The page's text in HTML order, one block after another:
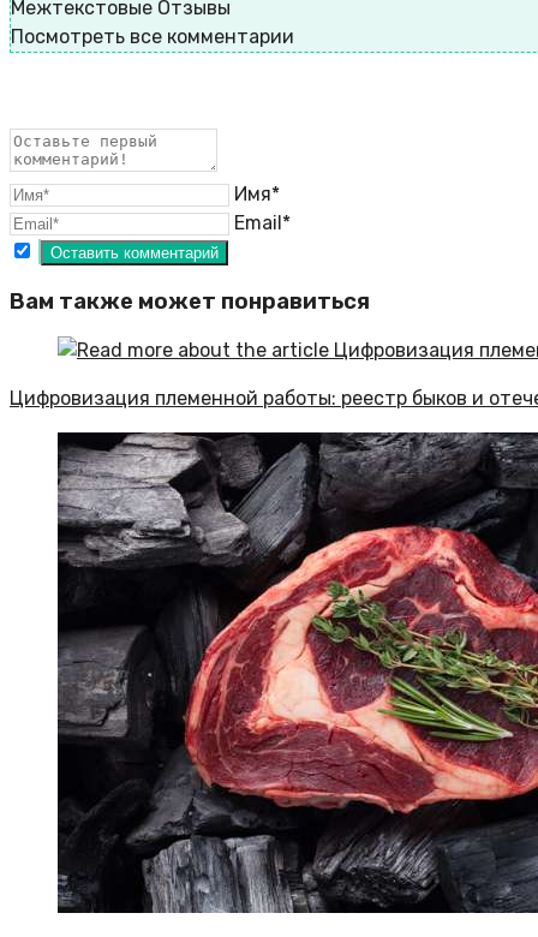
Межтекстовые Отзывы
Посмотреть все комментарии
Имя*
Email*
Вам также может понравиться
Цифровизация племенной работы: реестр быков и